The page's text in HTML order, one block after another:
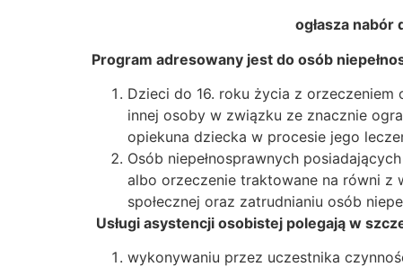
ogłasza
Program adresowany jest do osób
Dzieci do 16. roku życia z orzeczeniem
innej osoby w związku ze znacznie
opiekuna dziecka w procesie jego
Osób niepełnosprawnych
albo orzeczenie traktowane na równi z
społecznej oraz zatrudnianiu osób
Usługi asystencji osobistej polegają w
wykonywaniu przez uczestnika